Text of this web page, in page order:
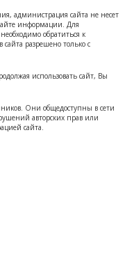
администрация сайта не несет
информации. Для
обратиться к
разрешено только с
использовать сайт, Вы
Они общедоступны в сети
авторских прав или
сайта.